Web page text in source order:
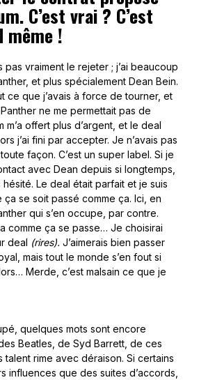
C’est vrai ? C’est
même !
pas vraiment le rejeter ; j’ai beaucoup
et plus spécialement Dean Bein.
ce que j’avais à force de tourner, et
ne me permettait pas de
m’a offert plus d’argent, et le deal
j’ai fini par accepter. Je n’avais pas
façon. C’est un super label. Si je
avec Dean depuis si longtemps,
hésité. Le deal était parfait et je suis
se soit passé comme ça. Ici, en
qui s’en occupe, par contre.
comme ça se passe… Je choisirai
deal (rires). J’aimerais bien passer
mais tout le monde s’en fout si
Merde, c’est malsain ce que je
quelques mots sont encore
Beatles, de Syd Barrett, de ces
talent rime avec déraison. Si certains
influences que des suites d’accords,